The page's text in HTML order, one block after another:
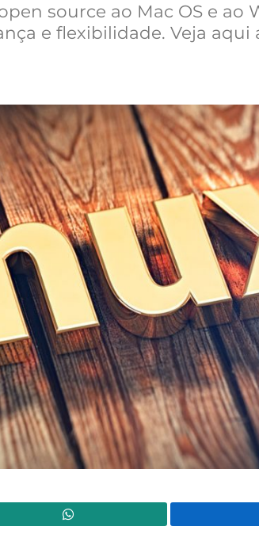
source ao Mac OS e ao
e flexibilidade. Veja aqui